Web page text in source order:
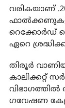
വരികയാണ്
റെക്കോര്‍ഡ്
ഏറെ
തിരൂര്‍
കാലിക്കറ്റ്
ഗവേഷണ